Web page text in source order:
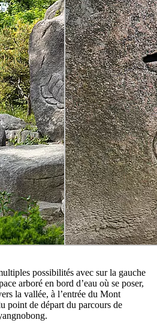
possibilités avec sur la gauche
arboré en bord d’eau où se poser,
la vallée, à l’entrée du Mont
point de départ du parcours de